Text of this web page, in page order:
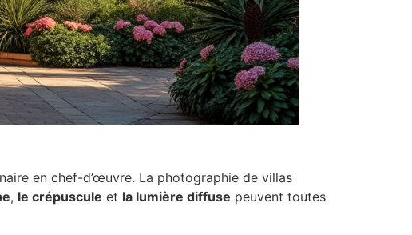
en chef-d’œuvre. La photographie de villas
, le crépuscule et la lumière diffuse peuvent toutes